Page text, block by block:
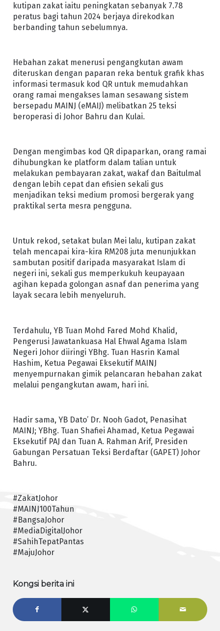
kutipan zakat iaitu peningkatan sebanyak 7.78
peratus bagi tahun 2024 berjaya direkodkan
berbanding tahun sebelumnya.
Hebahan zakat menerusi pengangkutan awam
diteruskan dengan paparan reka bentuk grafik khas
informasi termasuk kod QR untuk memudahkan
orang ramai mengakses laman sesawang sistem
bersepadu MAINJ (eMAIJ) melibatkan 25 teksi
beroperasi di Johor Bahru dan Kulai.
Dengan mengimbas kod QR dipaparkan, orang ramai
dihubungkan ke platform dalam talian untuk
melakukan pembayaran zakat, wakaf dan Baitulmal
dengan lebih cepat dan efisien sekali gus
menjadikan teksi medium promosi bergerak yang
praktikal serta mesra pengguna.
Untuk rekod, setakat bulan Mei lalu, kutipan zakat
telah mencapai kira-kira RM208 juta menunjukkan
sambutan positif daripada masyarakat Islam di
negeri ini, sekali gus memperkukuh keupayaan
agihan kepada golongan asnaf dan penerima yang
layak secara lebih menyeluruh.
Terdahulu, YB Tuan Mohd Fared Mohd Khalid,
Pengerusi Jawatankuasa Hal Ehwal Agama Islam
Negeri Johor diiringi YBhg. Tuan Hasrin Kamal
Hashim, Ketua Pegawai Eksekutif MAINJ
menyempurnakan gimik pelancaran hebahan zakat
melalui pengangkutan awam, hari ini.
Hadir sama, YB Dato’ Dr. Nooh Gadot, Penasihat
MAINJ; YBhg. Tuan Shafiei Ahamad, Ketua Pegawai
Eksekutif PAJ dan Tuan A. Rahman Arif, Presiden
Gabungan Persatuan Teksi Berdaftar (GAPET) Johor
Bahru.
#ZakatJohor
#MAINJ100Tahun
#BangsaJohor
#MediaDigitalJohor
#SahihTepatPantas
#MajuJohor
Kongsi berita ini